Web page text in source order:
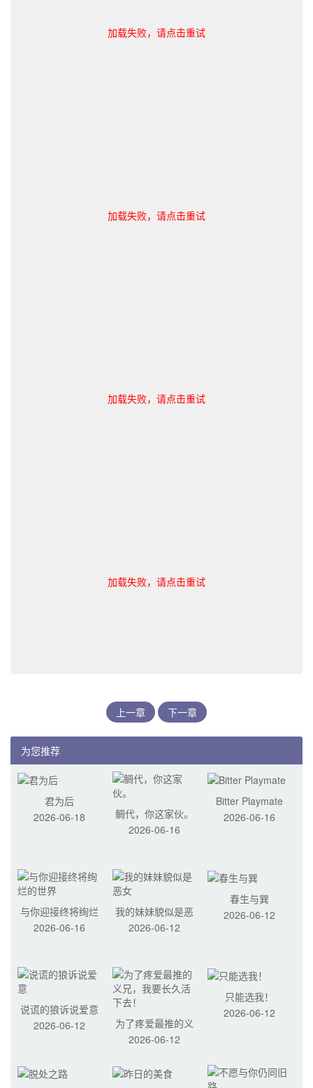
加载失败，请点击重试
加载失败，请点击重试
加载失败，请点击重试
加载失败，请点击重试
上一章 下一章
为您推荐
君为后
2026-06-18
鲷代，你这家伙。
2026-06-16
Bitter Playmate
2026-06-16
与你迎接终将绚烂
的世界
2026-06-16
我的妹妹貌似是恶
女
2026-06-12
春生与巽
2026-06-12
说谎的狼诉说爱意
2026-06-12
为了疼爱最推的义
兄，我要长久活下
2026-06-12
只能选我！
2026-06-12